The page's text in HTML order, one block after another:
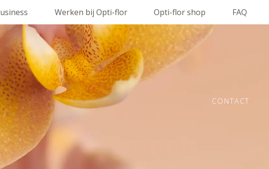
Werken bij Opti-flor Opti-flor shop FAQ
CONTACT